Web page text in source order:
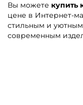
Вы можете купить
цене в Интернет-
стильным и
современным